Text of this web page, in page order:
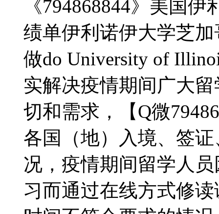
《794868844》美国
绩单伊利诺伊大学芝
做do University of
实解决疫情期间广大
切和需求，【Q微
各国（地）入境、签
况，疫情期间留学人
习而通过在线方式修